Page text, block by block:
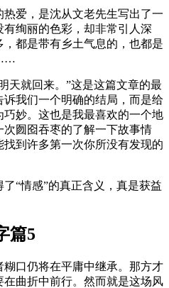
爱，是沈从文老先生写出了一
绚丽的色彩，却非常引人深
都是带有乡土气息的，也都是
天就回来。”这是这篇文章的最
我们一个明确的结局，而是给
妙。这也是我最喜欢的一个地
囫囵吞枣的了解一下故事情
到许多第一次你所没有发现的
“情感”的真正含义，真是获益
篇5
口仍将在平庸中继承。那方才
曲折中前行。然而就是这场风